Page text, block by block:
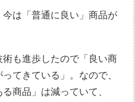
は「普通に良い」商品が
も進歩したので「良い商
てきている」。なので、
商品」は減っていて、